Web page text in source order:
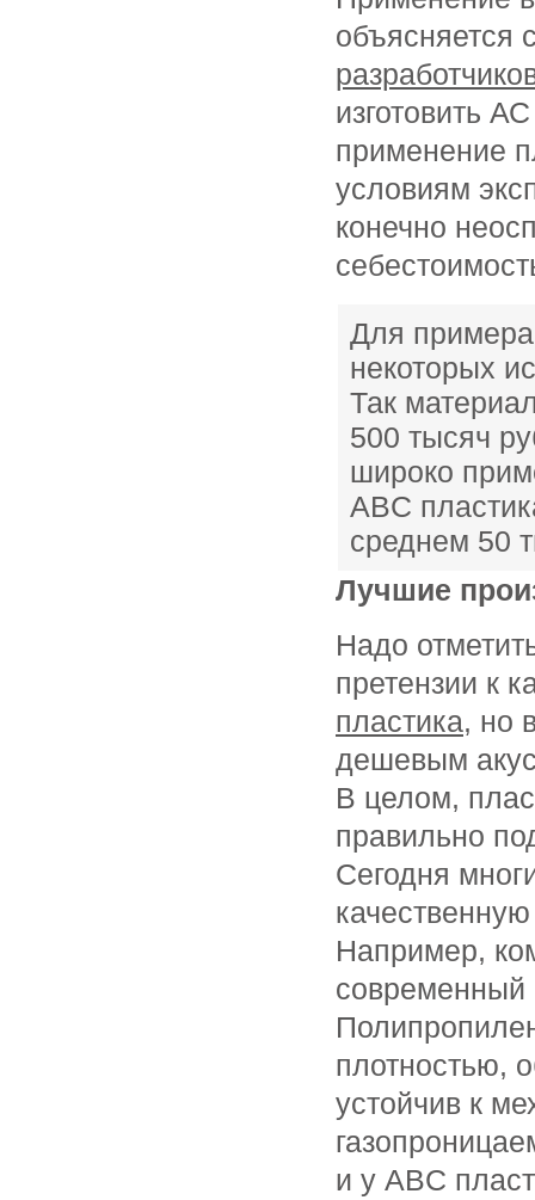
изготовить
применение
условиям
конечно
Для
некоторых
Так
500 тысяч
широко
ABC
среднем 50
Лучшие
Надо
претензии к
пластика, но
дешевым
В целом,
правильно
Сегодня
Например,
современный
плотностью,
устойчив к
и у ABC